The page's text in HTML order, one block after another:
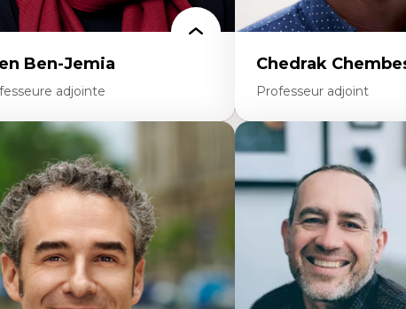
Ben-Jemia
adjointe
Discours sur la ville et représentations
Mosquées, formes et usages au Canada
et représentations des
immigrantes dans l'espace
architectural et urbain
et patrimonialisation
postcoloniales et décolonisation des
Chedrak
Professeur adjoint
Expertises
Économie circulaire
Modèles d’affaires
Histoire des faits
Gestion durable des
Écologie industrielle
Aménagement durable
Développement régional
Coopératives
Télétravail en milieu
Transition socio-